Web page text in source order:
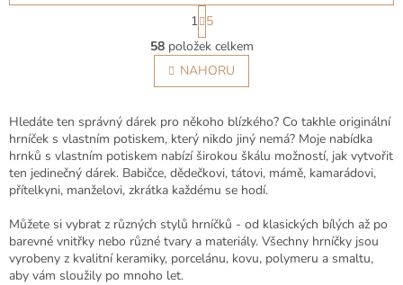
O
v
l
á
a
c
í
p
r
k
y
v
S
t
r
á
n
k
v
á
n
í
1 5
58položek celkem
NAHORU
Hledáte ten správný dárek pro někoho blízkého? Co takhle originální
hrníček s vlastním potiskem, který nikdo jiný nemá? Moje nabídka
hrnků s vlastním potiskem nabízí širokou škálu možností, jak vytvořit
ten jedinečný dárek. Babičce, dědečkovi, tátovi, mámě, kamarádovi,
přítelkyni, manželovi, zkrátka každému se hodí.
Můžete si vybrat z různých stylů hrníčků - od klasických bílých až po
barevné vnitřky nebo různé tvary a materiály. Všechny hrníčky jsou
vyrobeny z kvalitní keramiky, porcelánu, kovu, polymeru a smaltu,
aby vám sloužily po mnoho let.